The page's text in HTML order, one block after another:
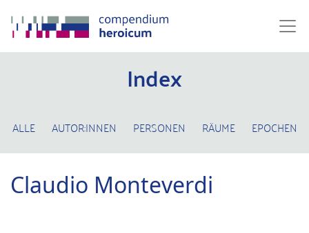
Index
ALLE AUTOR:INNEN PERSONEN RÄUME EPOCHEN
Claudio Monteverdi